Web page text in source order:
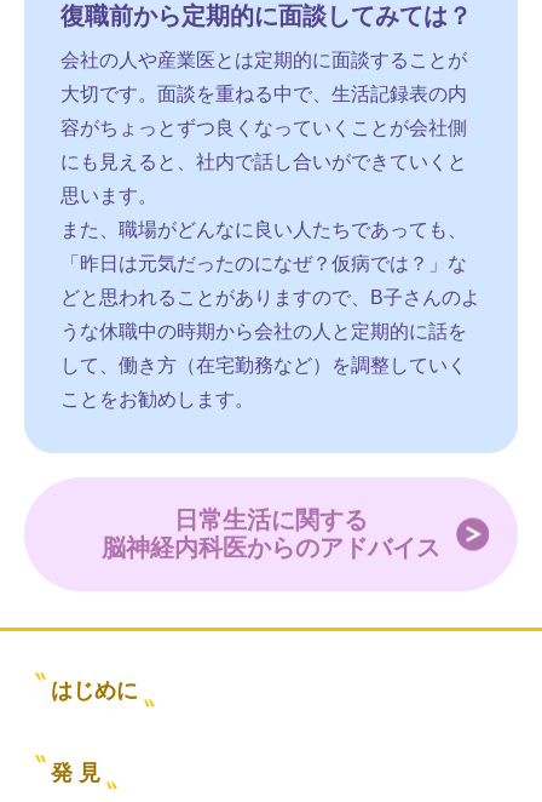
復職前から定期的に面談してみては？
会社の人や産業医とは定期的に面談することが
大切です。面談を重ねる中で、生活記録表の内
容がちょっとずつ良くなっていくことが会社側
にも見えると、社内で話し合いができていくと
思います。
また、職場がどんなに良い人たちであっても、
「昨日は元気だったのになぜ？仮病では？」な
どと思われることがありますので、B子さんのよ
うな休職中の時期から会社の人と定期的に話を
して、働き方（在宅勤務など）を調整していく
ことをお勧めします。
日常生活に関する
脳神経内科医からのアドバイス
はじめに
発 見